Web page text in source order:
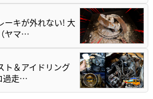
ーキが外れない! 大
ヤマ…
ト＆アイドリング
過走…